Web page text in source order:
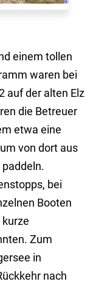
einem tollen
waren bei
auf der alten Elz
die Betreuer
etwa eine
von dort aus
bei
Booten
Zum
in
nach